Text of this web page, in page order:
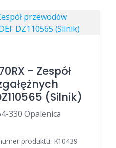
- Zespół
(Silnik)
330 Opalenica
produktu: K10439